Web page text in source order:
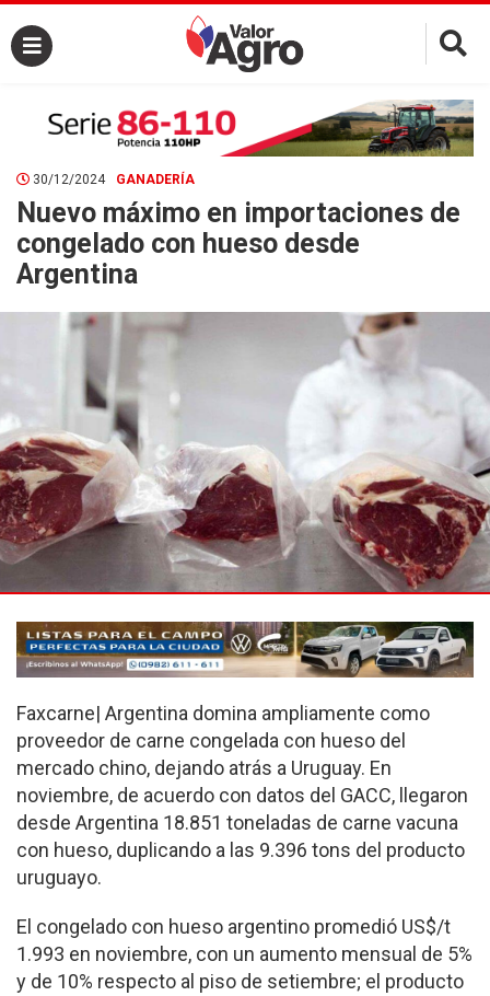
×
30/12/2024 GANADERÍA
Nuevo máximo en importaciones de
congelado con hueso desde
Argentina
Faxcarne| Argentina domina ampliamente como
proveedor de carne congelada con hueso del
mercado chino, dejando atrás a Uruguay. En
noviembre, de acuerdo con datos del GACC, llegaron
desde Argentina 18.851 toneladas de carne vacuna
con hueso, duplicando a las 9.396 tons del producto
uruguayo.
El congelado con hueso argentino promedió US$/t
1.993 en noviembre, con un aumento mensual de 5%
y de 10% respecto al piso de setiembre; el producto